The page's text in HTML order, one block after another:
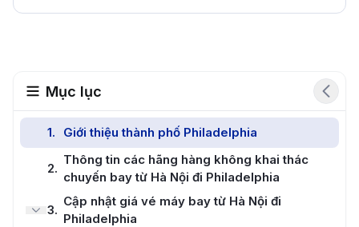
Mục lục
1. Giới thiệu thành phố Philadelphia
2.
Thông tin các hãng hàng không khai thác
chuyến bay từ Hà Nội đi Philadelphia
3.
Cập nhật giá vé máy bay từ Hà Nội đi
Philadelphia